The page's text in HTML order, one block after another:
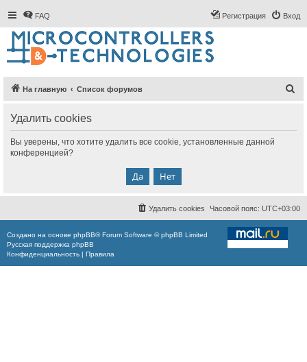
FAQ Вход
Регистрация
На главную Список форумов
Удалить cookies
Вы уверены, что хотите удалить все cookie, установленные данной
конференцией?
Часовой пояс: UTC+03:00
Удалить cookies
Создано на основе phpBB® Forum Software © phpBB Limited
Русская поддержка phpBB
Конфиденциальность | Правила